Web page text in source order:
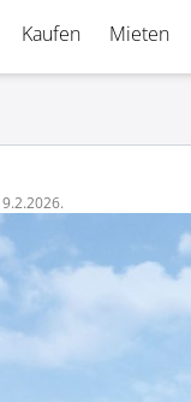
Kaufen Mieten
9.2.2026.